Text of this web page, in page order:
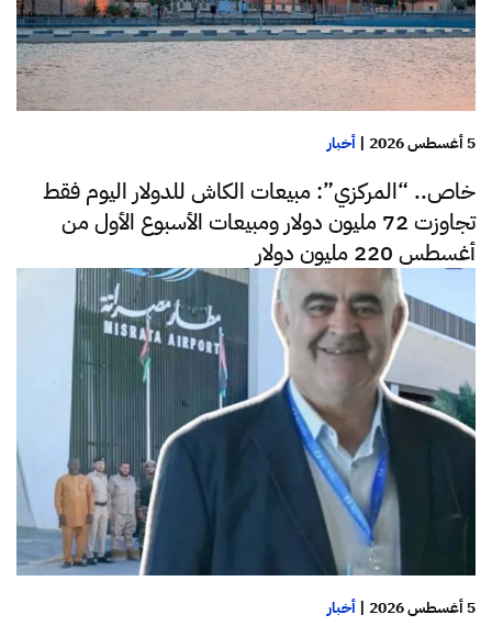
5 أغسطس 2026 | أخبار
خاص.. “المركزي”: مبيعات الكاش للدولار اليوم فقط
تجاوزت 72 مليون دولار ومبيعات الأسبوع الأول من
أغسطس 220 مليون دولار
5 أغسطس 2026 | أخبار